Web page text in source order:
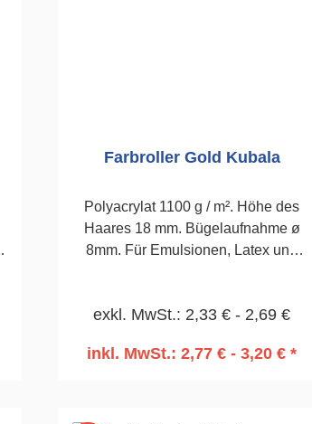
Farbroller Gold Kubala
Polyacrylat 1100 g / m². Höhe des
Haares 18 mm. Bügelaufnahme ø
8mm. Für Emulsionen, Latex und
exkl. MwSt.: 2,33 € - 2,69 €
inkl. MwSt.: 2,77 € - 3,20 € *